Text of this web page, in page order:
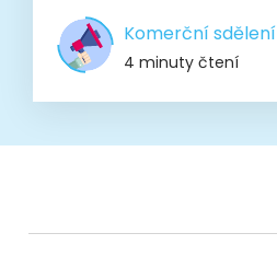
Komerční sdělení
4 minuty čtení